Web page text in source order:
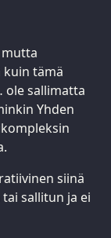
mutta
kuin tämä
ole sallimatta
Yhden
siinä
sallitun ja ei